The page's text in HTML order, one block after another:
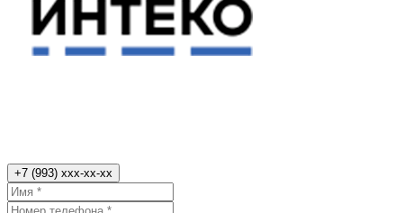
+7 (993) xxx-xx-xx